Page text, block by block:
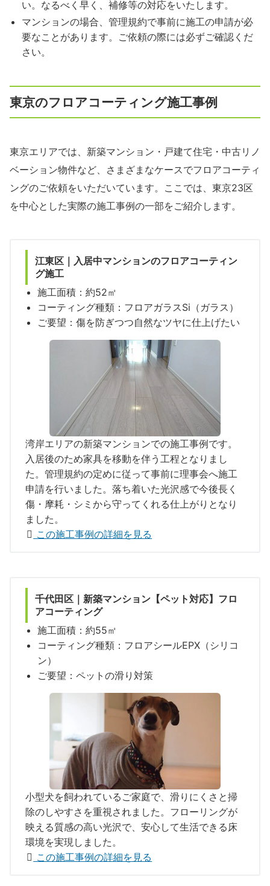
い。なるべく早く、補修等の対応をいたします。
マンションの場合、管理規約で事前に施工の申請が必
要なことがあります。ご依頼の際には必ずご確認くだ
さい。
東京のフロアコーティング施工事例
東京エリアでは、新築マンション・戸建て住宅・中古リノ
ベーション物件など、さまざまなケースでフロアコーティ
ングのご依頼をいただいています。ここでは、東京23区
を中心とした実際の施工事例の一部をご紹介します。
江東区｜入居中マンションのフロアコーティン
グ施工
施工面積：約52㎡
コーティング種類：フロアガラスSi（ガラス）
ご要望：傷を防ぎつつ自然なツヤに仕上げたい
湾岸エリアの新築マンションでの施工事例です。
入居後のため家具を移動を伴う工程となりまし
た。管理規約の定めに従って事前に理事会へ施工
申請を行いました。落ち着いた光沢感で今後長く
傷・摩耗・シミから守ってくれる仕上がりとなり
ました。
この施工事例の詳細を見る
千代田区｜新築マンション【ペット対応】フロ
アコーティング
施工面積：約55㎡
コーティング種類：フロアシールEPX（シリコ
ン）
ご要望：ペットの滑り対策
小型犬を飼われているご家庭で、滑りにくさと掃
除のしやすさを重視されました。フローリングが
映える質感の高い光沢で、安心して生活できる床
環境を実現しました。
この施工事例の詳細を見る